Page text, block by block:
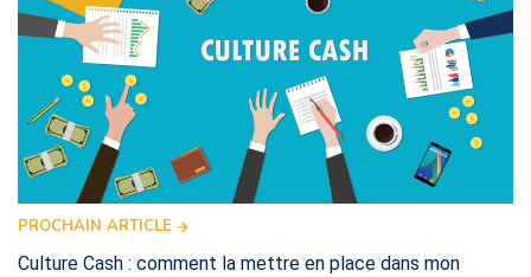
PROCHAIN ARTICLE
Culture Cash : comment la mettre en place dans mon